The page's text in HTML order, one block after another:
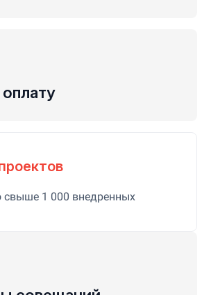
свыше 1 000 внедренных